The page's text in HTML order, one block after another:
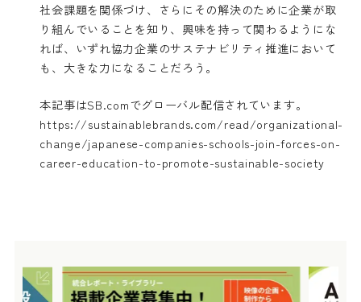
社会課題を関係づけ、さらにその解決のために企業が取
り組んでいることを知り、興味を持って関わるようにな
れば、いずれ協力企業のサステナビリティ推進において
も、大きな力になることだろう。
本記事はSB.comでグローバル配信されています。
https://sustainablebrands.com/read/organizational-
change/japanese-companies-schools-join-forces-on-
career-education-to-promote-sustainable-society